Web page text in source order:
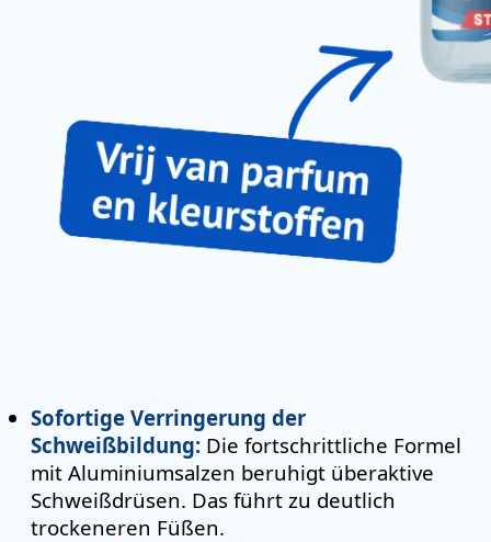
Sofortige Verringerung der
Schweißbildung: Die fortschrittliche Formel
mit Aluminiumsalzen beruhigt überaktive
Schweißdrüsen. Das führt zu deutlich
trockeneren Füßen.